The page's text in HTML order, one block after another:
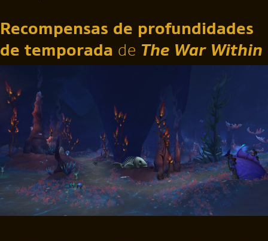
Recompensas de profundidades
de temporada de The War Within